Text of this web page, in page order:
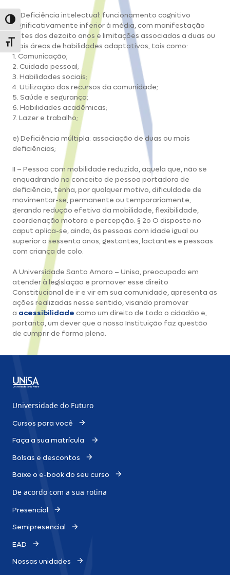
Alternar alto contraste
Alternar tamanho da fonte
d) Deficiência intelectual: funcionamento cognitivo
significativamente inferior à média, com manifestação
antes dos dezoito anos e limitações associadas a duas ou
mais áreas de habilidades adaptativas, tais como:
1. Comunicação;
2. Cuidado pessoal;
3. Habilidades sociais;
4. Utilização dos recursos da comunidade;
5. Saúde e segurança;
6. Habilidades acadêmicas;
7. Lazer e trabalho;
e) Deficiência múltipla: associação de duas ou mais
deficiências;
II – Pessoa com mobilidade reduzida, aquela que, não se
enquadrando no conceito de pessoa portadora de
deficiência, tenha, por qualquer motivo, dificuldade de
movimentar-se, permanente ou temporariamente,
gerando redução efetiva da mobilidade, flexibilidade,
coordenação motora e percepção. § 2o O disposto no
caput aplica-se, ainda, às pessoas com idade igual ou
superior a sessenta anos, gestantes, lactantes e pessoas
com criança de colo.
A Universidade Santo Amaro – Unisa, preocupada em
atender à legislação e promover esse direito
Constitucional de ir e vir em sua comunidade, apresenta as
ações realizadas nesse sentido, visando promover
a acessibilidade como um direito de todo o cidadão e,
portanto, um dever que a nossa Instituição faz questão
de cumprir de forma plena.
Universidade do Futuro
Cursos para você
Faça a sua matrícula
Bolsas e descontos
Baixe o e-book do seu curso
De acordo com a sua rotina
Presencial
Semipresencial
EAD
Nossas unidades